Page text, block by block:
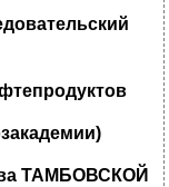
ТАМБОВСКОЙ